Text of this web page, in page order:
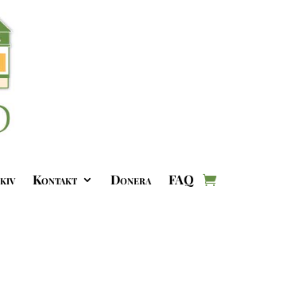
Kontakt Donera FAQ